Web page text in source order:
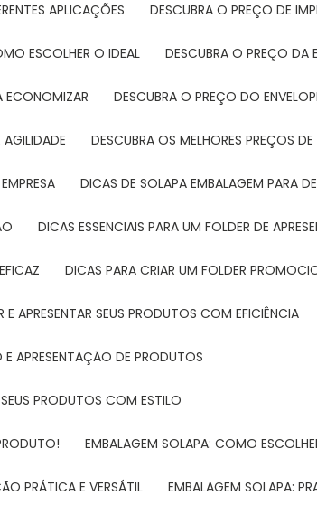
APLICAÇÕES DESCUBRA O PREÇO DE
ESCOLHER O IDEAL DESCUBRA O PREÇO
ECONOMIZAR DESCUBRA O PREÇO DO
DESCUBRA OS MELHORES PREÇOS
DICAS DE SOLAPA EMBALAGEM PARA
DICAS ESSENCIAIS PARA UM FOLDER DE
DICAS PARA CRIAR UM FOLDER
APRESENTAR SEUS PRODUTOS COM EFICIÊNCIA
APRESENTAÇÃO DE PRODUTOS
PRODUTOS COM ESTILO
EMBALAGEM SOLAPA: COMO
PRÁTICA E VERSÁTIL EMBALAGEM SOLAPA: